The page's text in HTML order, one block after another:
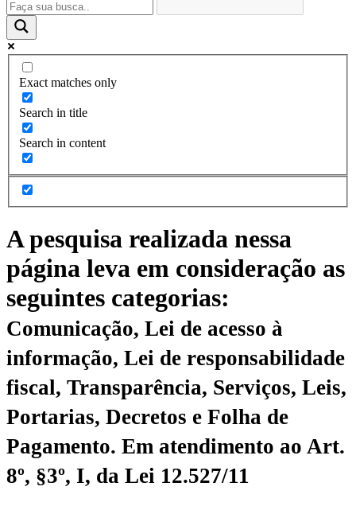
Exact matches only
Search in title
Search in content
A pesquisa realizada nessa
página leva em consideração as
seguintes categorias:
Comunicação, Lei de acesso à
informação, Lei de responsabilidade
fiscal, Transparência, Serviços, Leis,
Portarias, Decretos e Folha de
Pagamento. Em atendimento ao Art.
8º, §3º, I, da Lei 12.527/11